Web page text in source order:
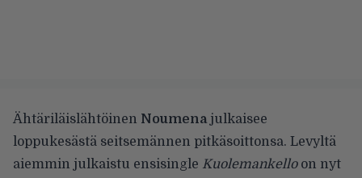
Ähtäriläislähtöinen Noumena julkaisee
loppukesästä seitsemännen pitkäsoittonsa. Levyltä
aiemmin julkaistu ensisingle Kuolemankelloon nyt